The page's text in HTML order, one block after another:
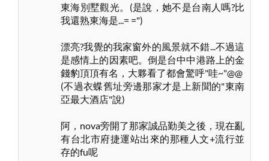
東海別墅觀光。(是說，她不是台南人嗎?比
我還熟東海是...= =")
漂亮?我覺的我家窗外的風景就不錯...不過這
是感情上的因素吧。倒是台中中港路上的金
錢豹頂頂有名，大夥看了都會驚呼"哇~"@@
(不過衣蝶舊址旁邊那家才是上新聞的"東南
亞最大酒店"說)
阿，nova旁開了那家誠品勤美之後，現在亂
有台北市府捷運站出來的那種人文+流行並
存的fu呢